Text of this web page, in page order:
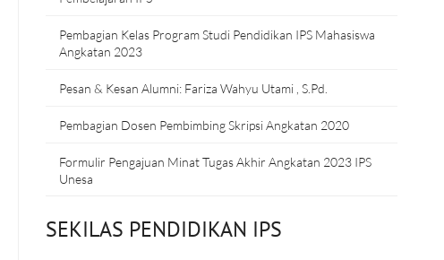
Pembagian Kelas Program Studi Pendidikan IPS Mahasiswa
Angkatan 2023
Pesan & Kesan Alumni: Fariza Wahyu Utami , S.Pd.
Pembagian Dosen Pembimbing Skripsi Angkatan 2020
Formulir Pengajuan Minat Tugas Akhir Angkatan 2023 IPS
Unesa
SEKILAS PENDIDIKAN IPS